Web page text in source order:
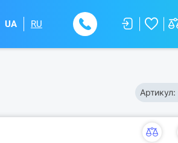
UA RU
Артикул: